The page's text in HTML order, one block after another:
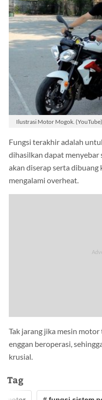
Ilustrasi Motor Mogok. (YouTube)
Fungsi terakhir adalah
dihasilkan dapat menyebar
akan diserap serta dibuang
mengalami overheat.
Tak jarang jika mesin
enggan beroperasi,
krusial.
Tag